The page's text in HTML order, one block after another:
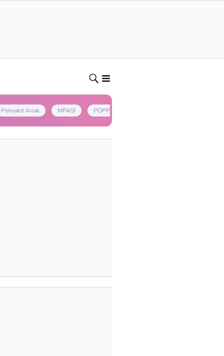
Penyakit Anak MPASI POPPAPA